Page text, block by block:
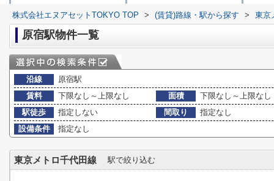
株式会社エヌアセットTOKYO TOP > (賃貸)路線・駅から探す > 東京
原宿駅物件一覧
沿線
原宿駅
賃料
下限なし～上限なし 面積
下限なし～上限なし
駅徒歩
指定しない 間取り
指定なし
設備条件
指定なし
東京メトロ千代田線 駅で絞り込む